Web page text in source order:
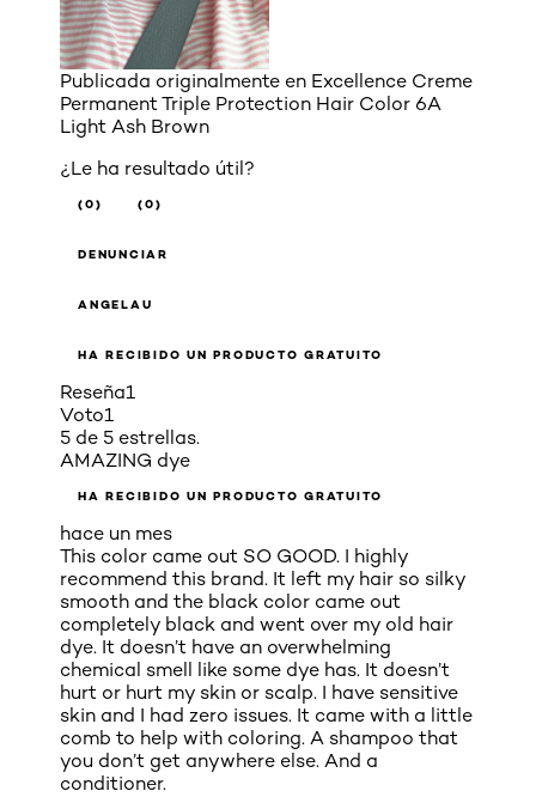
Publicada originalmente en Excellence Creme
Permanent Triple Protection Hair Color 6A
Light Ash Brown
¿Le ha resultado útil?
(0) (0)
DENUNCIAR
ANGELAU
HA RECIBIDO UN PRODUCTO GRATUITO
Reseña1
Voto1
5 de 5 estrellas.
AMAZING dye
HA RECIBIDO UN PRODUCTO GRATUITO
hace un mes
This color came out SO GOOD. I highly
recommend this brand. It left my hair so silky
smooth and the black color came out
completely black and went over my old hair
dye. It doesn’t have an overwhelming
chemical smell like some dye has. It doesn’t
hurt or hurt my skin or scalp. I have sensitive
skin and I had zero issues. It came with a little
comb to help with coloring. A shampoo that
you don’t get anywhere else. And a
conditioner.